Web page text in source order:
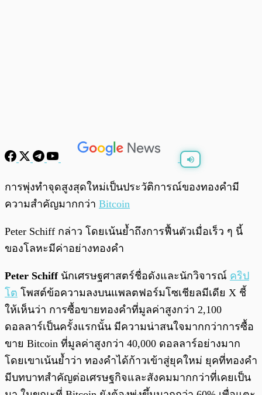
พร้อมเล่น 0:00
การพุ่งทำจุดสูงสุดใหม่เป็นประวัติการณ์ของทองคำมี
ความสำคัญมากกว่า Bitcoin
Peter Schiff กล่าว โดยเน้นย้ำถึงการฟื้นตัวเมื่อเร็ว ๆ นี้
ของโลหะมีค่าอย่างทองคำ
Peter Schiffนักเศรษฐศาสตร์ชื่อดังและนักวิจารณ์ คริป
โต โพสต์ข้อความลงบนแพลตฟอร์มโซเชียลมีเดีย X ชี้
ให้เห็นว่า การซื้อขายทองคำที่มูลค่าสูงกว่า 2,100
ดอลลาร์เป็นครั้งแรกนั้น มีความน่าสนใจมากกว่าการซื้อ
ขาย Bitcoin ที่มูลค่าสูงกว่า 40,000 ดอลลาร์อย่างมาก
โดยเขาเน้นย้ำว่า ทองคำได้ก้าวเข้าสู่ยุคใหม่ ยุคที่ทองคำ
มีบทบาทสำคัญต่อเศรษฐกิจและสังคมมากกว่าที่เคยเป็น